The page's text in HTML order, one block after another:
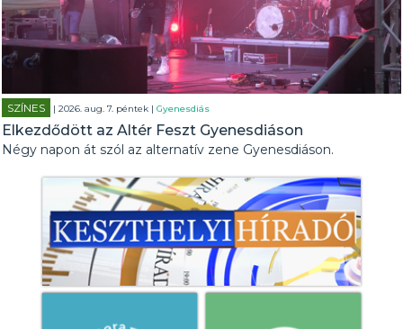
SZÍNES | 2026. aug. 7. péntek |Gyenesdiás
Elkezdődött az Altér Feszt Gyenesdiáson
Négy napon át szól az alternatív zene Gyenesdiáson.